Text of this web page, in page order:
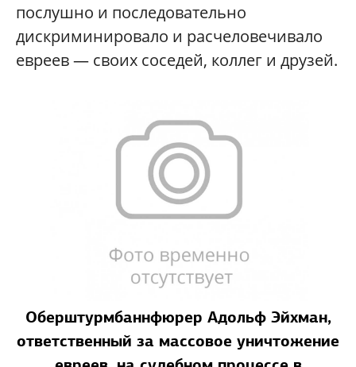
послушно и последовательно
дискриминировало и расчеловечивало
евреев — своих соседей, коллег и друзей.
Оберштурмбаннфюрер Адольф Эйхман,
ответственный за массовое уничтожение